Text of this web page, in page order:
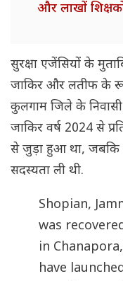
और लाखों
सुरक्षा एजेंसियों के
जाकिर और लतीफ के
कुलगाम जिले के
जाकिर वर्ष 2024 से
से जुड़ा हुआ था, जबकि
सदस्यता ली थी.
Shopian,
was
in
have